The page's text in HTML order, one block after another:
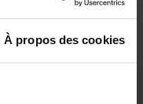
À propos des cookies